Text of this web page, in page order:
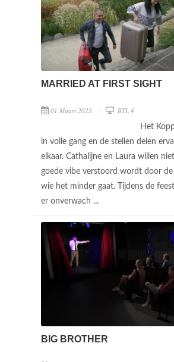
MARRIED AT FIRST SIGHT
01 Maart 2023 RTL 4
Het
in volle gang en de stellen delen
elkaar. Cathalijne en Laura willen
goede vibe verstoord wordt door
wie het minder gaat. Tijdens de
er onverwach ...
BIG BROTHER